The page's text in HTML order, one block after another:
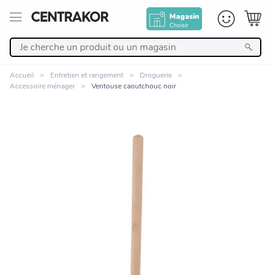
Magasin
Choisir
Cuisine et art de la table
Salle de bain et beauté
Accueil Entretien et rangement
Droguerie
Accessoire ménager
Ventouse caoutchouc noir